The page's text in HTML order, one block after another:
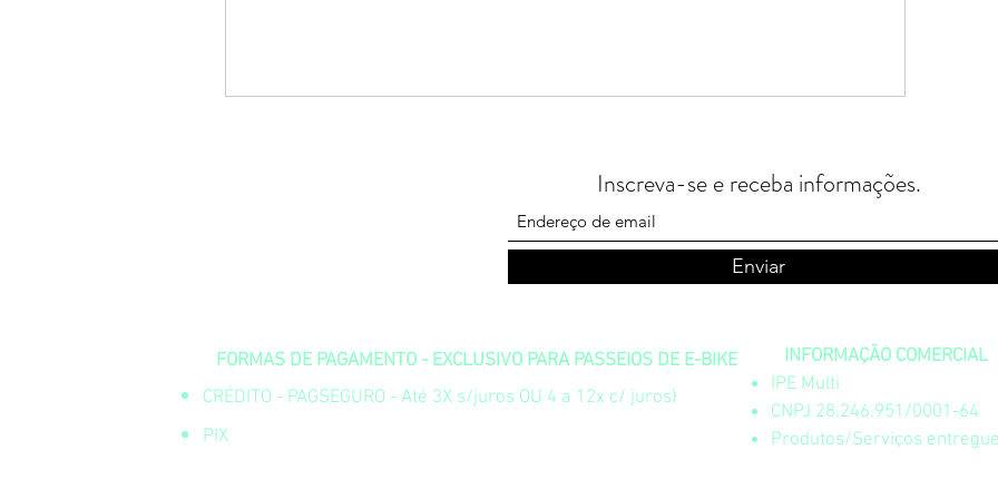
Inscreva-se e receba informações.
Enviar
FORMAS DE PAGAMENTO - EXCLUSIVO PARA PASSEIOS DE E-BIKE
CRÉDITO - PAGSEGURO - Até 3X s/juros OU 4 a 12x c/ juros)
PIX
INFORMAÇÃO COMERCIAL
IPE Multi
CNPJ 28.246.951/0001-64
Produtos/Serviços